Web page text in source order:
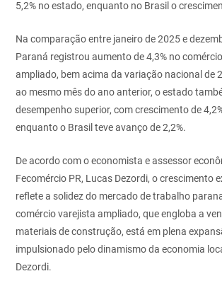
5,2% no estado, enquanto no Brasil o
Na comparação entre janeiro de 2025 e
Paraná registrou aumento de 4,3% no
ampliado, bem acima da variação nacional de
ao mesmo mês do ano anterior, o estado
desempenho superior, com crescimento de
enquanto o Brasil teve avanço de 2,2%.
De acordo com o economista e assessor
Fecomércio PR, Lucas Dezordi, o crescimento
reflete a solidez do mercado de trabalho
comércio varejista ampliado, que engloba a
materiais de construção, está em plena
impulsionado pelo dinamismo da economia
Dezordi.